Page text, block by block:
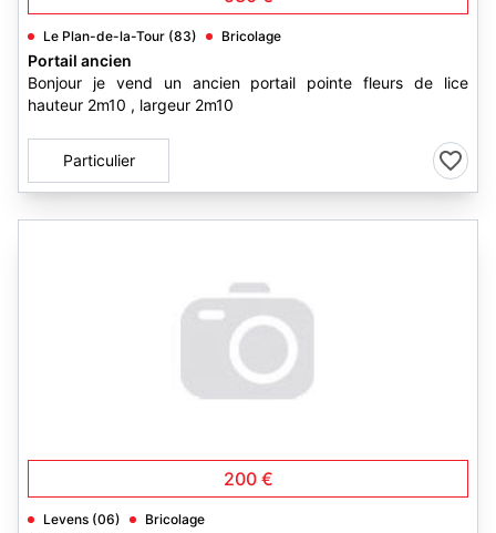
Le Plan-de-la-Tour (83) Bricolage
Portail ancien
Bonjour je vend un ancien portail pointe fleurs de lice
hauteur 2m10 , largeur 2m10
Particulier
200 €
Levens (06) Bricolage